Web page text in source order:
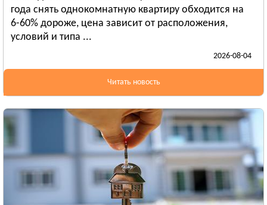
Александровск
Смотреть всё
ЛЬВОВСКАЯ ОБЛАСТЬ
Стрый
НИКОЛАЕВСКАЯ ОБЛАСТЬ
Вознесенск
Новая Одесса
Смотреть всё
ОДЕССКАЯ ОБЛАСТЬ
года снять однокомнатную квартиру обходится на
6-60% дороже, цена зависит от расположения,
условий и типа ...
2026-08-04
Читать новость